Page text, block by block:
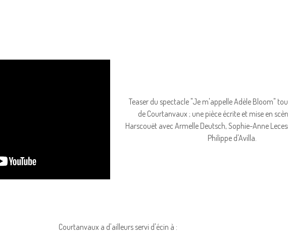
Teaser du spectacle "Je m'appelle Adèle Bloom"
de Courtanvaux ; une pièce écrite et mise en
Harscouët avec Armelle Deutsch, Sophie-Anne
Philippe d'Avilla.
Courtanvaux a d'ailleurs servi d'écin à :